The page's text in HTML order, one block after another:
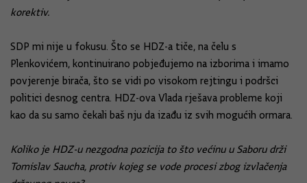
korektiv.
SDP mi nije u fokusu. Što se HDZ-a tiče, na čelu s
Plenkovićem, kontinuirano pobjeđujemo na izborima i imamo
povjerenje birača, što se vidi po visokom rejtingu i podršci
politici desnog centra. HDZ-ova Vlada rješava probleme koji
kao da su samo čekali baš nju da izađu iz svih mogućih ormara.
Koliko je HDZ-u nezgodna pozicija to što većinu u Saboru drži
Tomislav Saucha, protiv kojeg se vode procesi zbog izvlačenja